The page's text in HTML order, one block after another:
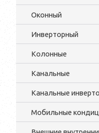
Оконный
Инверторный
Колонные
Канальные
Канальные
Мобильные